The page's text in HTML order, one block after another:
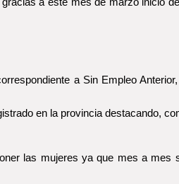
a Sin Empleo
en la provincia destacando,
las mujeres ya que mes a